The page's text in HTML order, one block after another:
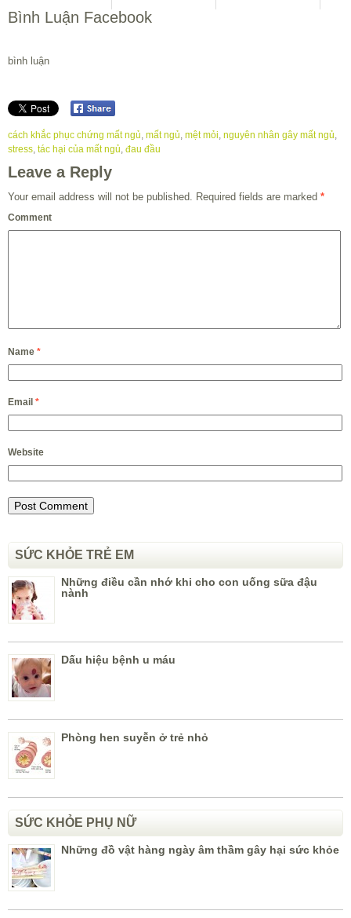
Bình Luận Facebook
bình luận
cách khắc phục chứng mất ngủ, mất ngủ, mệt mỏi, nguyên nhân gây mất ngủ,
stress, tác hại của mất ngủ, đau đầu
Leave a Reply
Your email address will not be published. Required fields are marked *
Comment
Name *
Email *
Website
SỨC KHỎE TRẺ EM
Những điều cần nhớ khi cho con uống sữa đậu
nành
Dấu hiệu bệnh u máu
Phòng hen suyễn ở trẻ nhỏ
SỨC KHỎE PHỤ NỮ
Những đồ vật hàng ngày âm thầm gây hại sức khỏe